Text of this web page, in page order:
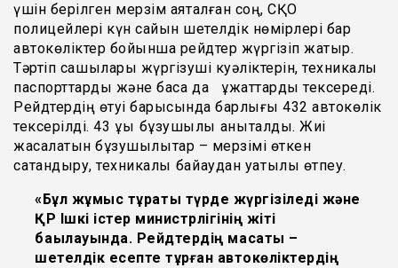
үшін берілген мерзім аяқталған соң, СҚО
полицейлері күн сайын шетелдік нөмірлері бар
автокөліктер бойынша рейдтер жүргізіп жатыр.
Тәртіп сақшылары жүргізуші куәліктерін, техникалық
паспорттарды және басқа да құжаттарды тексереді.
Рейдтердің өтуі барысында барлығы 432 автокөлік
тексерілді. 43 құқық бұзушылық анықталды. Жиі
жасалатын бұзушылықтар – мерзімі өткен
сақтандыру, техникалық байқаудан уақтылы өтпеу.
«Бұл жұмыс тұрақты түрде жүргізіледі және
ҚР Ішкі істер министрлігінің жіті
бақылауында. Рейдтердің мақсаты –
шетелдік есепте тұрған автокөліктердің